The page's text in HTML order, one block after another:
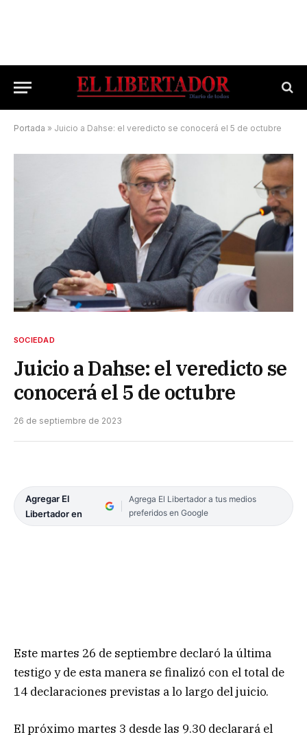
Portada » Juicio a Dahse: el veredicto se conocerá el 5 de octubre
SOCIEDAD
Juicio a Dahse: el veredicto se
conocerá el 5 de octubre
26 de septiembre de 2023
Agregar El
Libertador en
Agrega El Libertador a tus medios
preferidos en Google
Este martes 26 de septiembre declaró la última
testigo y de esta manera se finalizó con el total de
14 declaraciones previstas a lo largo del juicio.
El próximo martes 3 desde las 9.30 declarará el